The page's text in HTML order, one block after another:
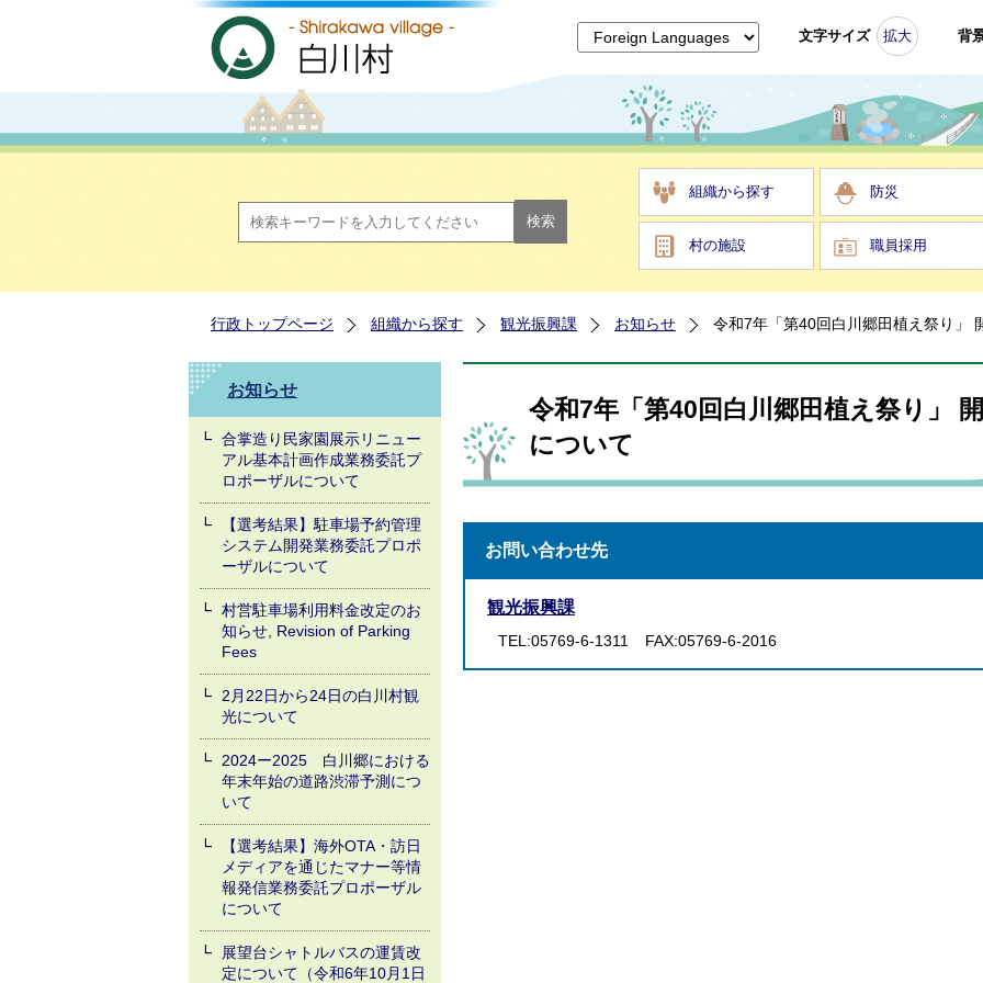
文字サイズ 拡大 背
組織から探す 防災
村の施設 職員採用
行政トップページ 組織から探す 観光振興課 お知らせ 令和7年「第40回白川郷田植え祭り」
お知らせ
合掌造り民家園展示リニュー
アル基本計画作成業務委託プ
ロポーザルについて
【選考結果】駐車場予約管理
システム開発業務委託プロポ
ーザルについて
村営駐車場利用料金改定のお
知らせ, Revision of Parking
Fees
2月22日から24日の白川村観
光について
2024ー2025 白川郷における
年末年始の道路渋滞予測につ
いて
【選考結果】海外OTA・訪日
メディアを通じたマナー等情
報発信業務委託プロポーザル
について
展望台シャトルバスの運賃改
定について（令和6年10月1日
令和7年「第40回白川郷田植え祭り」
について
お問い合わせ先
観光振興課
TEL:05769-6-1311 FAX:05769-6-2016